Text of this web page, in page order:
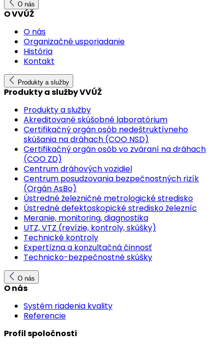
O nás
O VVÚŽ
O nás
Organizačné usporiadanie
História
Kontakt
Produkty a služby
Produkty a služby VVÚŽ
Produkty a služby
Akreditované skúšobné laboratórium
Certifikačný orgán osôb nedeštruktívneho
skúšania na dráhach (COO NSD)
Certifikačný orgán osôb vo zváraní na dráhach
(COO ZD)
Centrum dráhových vozidiel
Centrum posudzovania bezpečnostných rizík
(Orgán AsBo)
Ústredné železničné metrologické stredisko
Ústredné defektoskopické stredisko železníc
Meranie, monitoring, diagnostika
UTZ, VTZ (revízie, kontroly, skúšky)
Technické kontroly
Expertízna a konzultačná činnosť
Technicko-bezpečnostné skúšky
O nás
O nás
Systém riadenia kvality
Referencie
Profil spoločnosti